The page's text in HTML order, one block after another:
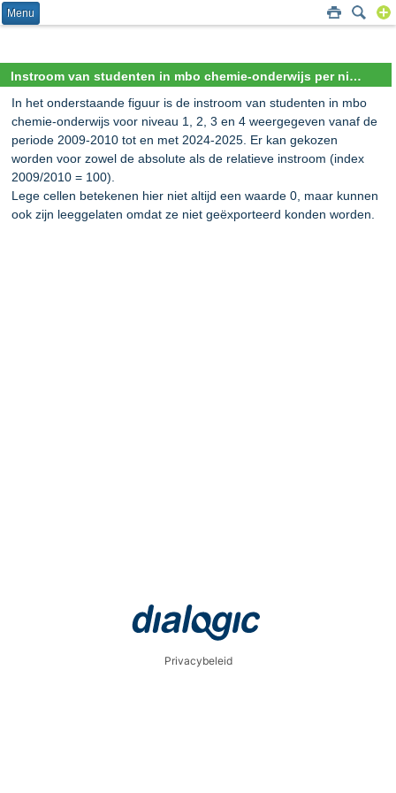
Menu
Instroom van studenten in mbo chemie-onderwijs per niveau (absoluut en relatief)
In het onderstaande figuur is de instroom van studenten in mbo
chemie-onderwijs voor niveau 1, 2, 3 en 4 weergegeven vanaf de
periode 2009-2010 tot en met 2024-2025. Er kan gekozen
worden voor zowel de absolute als de relatieve instroom (index
2009/2010 = 100).
Lege cellen betekenen hier niet altijd een waarde 0, maar kunnen
ook zijn leeggelaten omdat ze niet geëxporteerd konden worden.
Privacybeleid